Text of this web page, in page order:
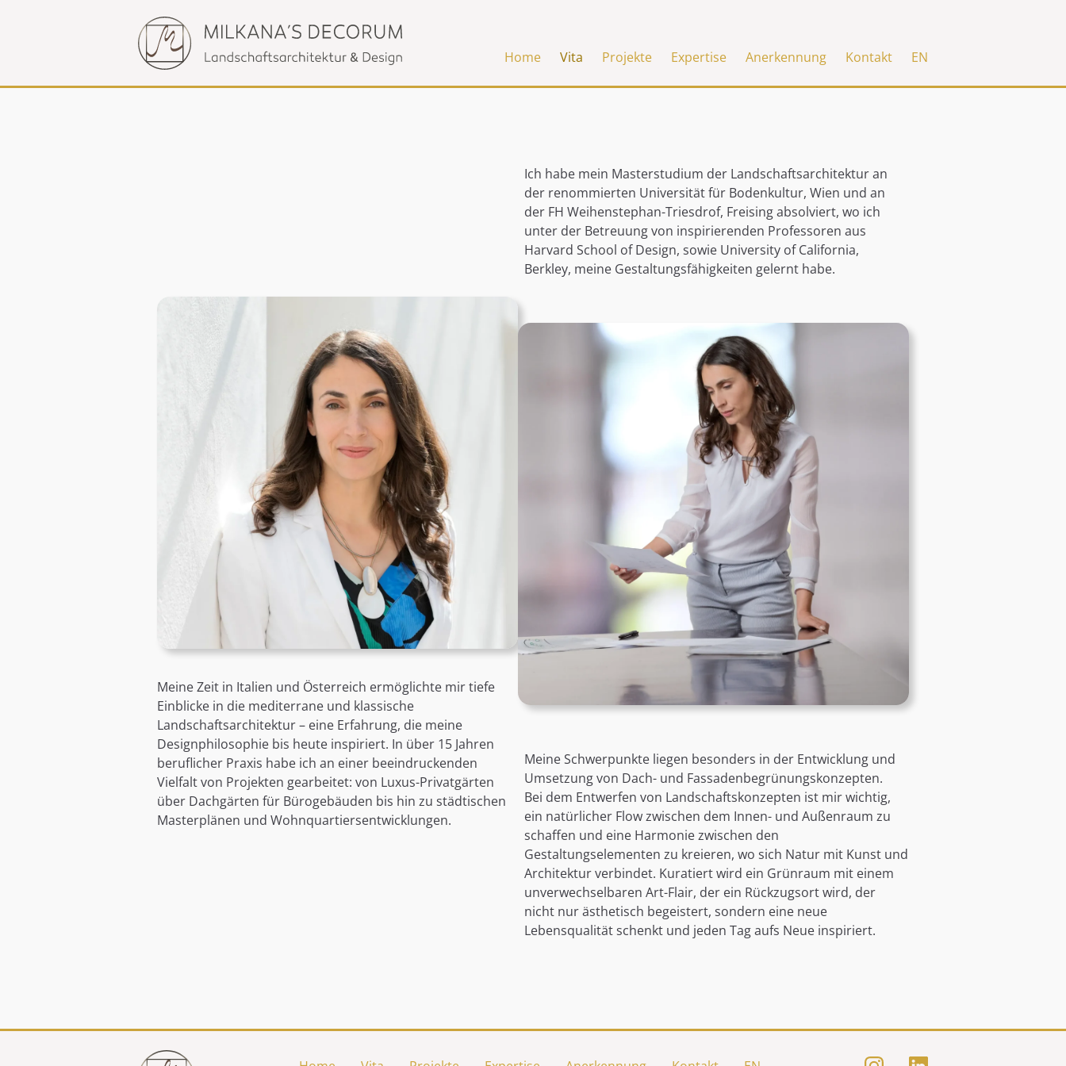
Home Vita Projekte Expertise Anerkennung Kontakt EN
Meine Zeit in Italien und Österreich ermöglichte mir tiefe
Einblicke in die mediterrane und klassische
Landschaftsarchitektur – eine Erfahrung, die meine
Designphilosophie bis heute inspiriert. In über 15 Jahren
beruflicher Praxis habe ich an einer beeindruckenden
Vielfalt von Projekten gearbeitet: von Luxus-Privatgärten
über Dachgärten für Bürogebäuden bis hin zu städtischen
Masterplänen und Wohnquartiersentwicklungen.
Ich habe mein Masterstudium der Landschaftsarchitektur an
der renommierten Universität für Bodenkultur, Wien und an
der FH Weihenstephan-Triesdrof, Freising absolviert, wo ich
unter der Betreuung von inspirierenden Professoren aus
Harvard School of Design, sowie University of California,
Berkley, meine Gestaltungsfähigkeiten gelernt habe.
Meine Schwerpunkte liegen besonders in der Entwicklung und
Umsetzung von Dach- und Fassadenbegrünungskonzepten.
Bei dem Entwerfen von Landschaftskonzepten ist mir wichtig,
ein natürlicher Flow zwischen dem Innen- und Außenraum zu
schaffen und eine Harmonie zwischen den
Gestaltungselementen zu kreieren, wo sich Natur mit Kunst und
Architektur verbindet. Kuratiert wird ein Grünraum mit einem
unverwechselbaren Art-Flair, der ein Rückzugsort wird, der
nicht nur ästhetisch begeistert, sondern eine neue
Lebensqualität schenkt und jeden Tag aufs Neue inspiriert.